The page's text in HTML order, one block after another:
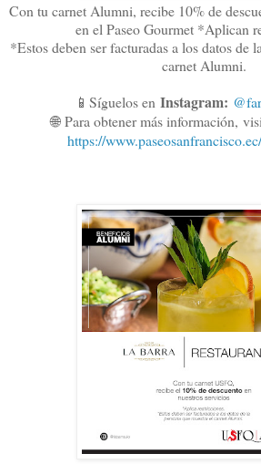
Con tu carnet Alumni, recibe 10% de
en el Paseo Gourmet *Aplican
*Estos deben ser facturadas a los datos de
carnet Alumni.
📱Síguelos en Instagram:
🌐Para obtener más información,
https://